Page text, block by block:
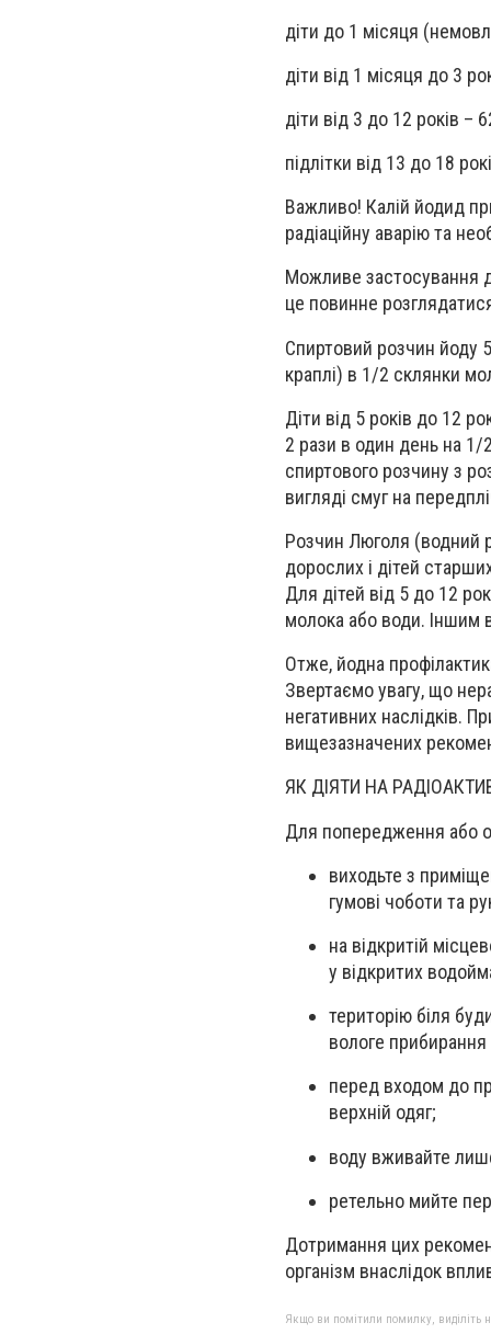
діти до 1 місяця
діти від 1 місяця до 3
діти від 3 до 12 років –
підлітки від 13 до 18
Важливо! Калій йодид
радіаційну аварію та
Можливе застосування
це повинне
Спиртовий розчин йоду
краплі) в 1/2 склянки
Діти від 5 років до 12
2 рази в один день на 1/
спиртового розчину з
вигляді смуг на
Розчин Люголя (водний
дорослих і дітей
Для дітей від 5 до 12
молока або води. Іншим
Отже, йодна
Звертаємо увагу, що
негативних наслідків.
вищезазначених
ЯК ДІЯТИ НА
Для попередження або
виходьте з
гумові чоботи та
на відкритій
у відкритих
територію біля
вологе
перед входом до
верхній одяг;
воду вживайте
ретельно мийте
Дотримання цих
організм внаслідок
Якщо ви помітили помилку, виділіть